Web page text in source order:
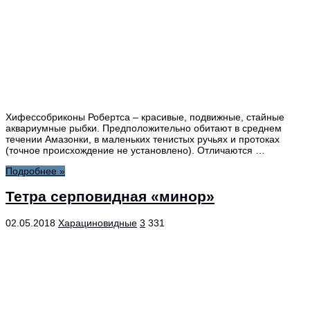
Хифессобриконы Робертса – красивые, подвижные, стайные
аквариумные рыбки. Предположительно обитают в среднем
течении Амазонки, в маленьких тенистых ручьях и протоках
(точное происхождение не установлено). Отличаются …
Подробнее »
Тетра серповидная «минор»
02.05.2018 Харациновидные 3 331